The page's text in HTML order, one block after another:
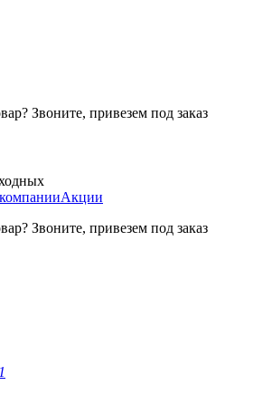
Звоните, привезем под заказ
Акции
Звоните, привезем под заказ